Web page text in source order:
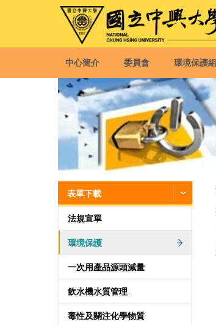
中心簡介 委員會 環境保護組
表單下載
法規宣單
環境保護
一次用產品源頭減量
飲水機水質管理
毒性及關注化學物質